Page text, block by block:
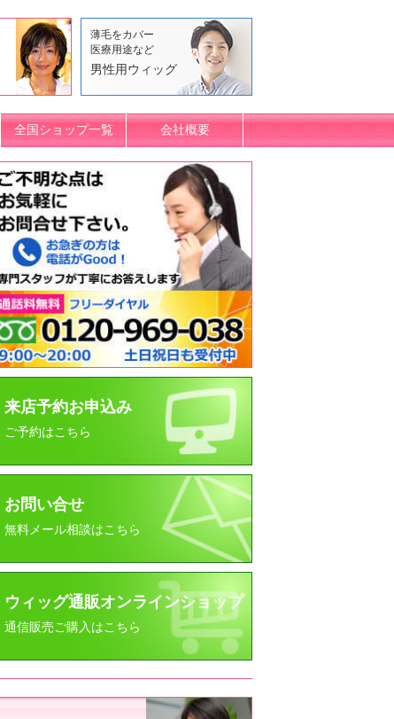
薄毛をカバー
医療用途など
男性用ウィッグ
全国ショップ一覧 会社概要
来店予約お申込み
ご予約はこちら
お問い合せ
無料メール相談はこちら
ウィッグ通販オンラインショップ
通信販売ご購入はこちら